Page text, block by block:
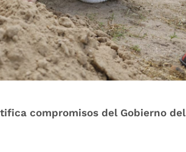
compromisos del Gobierno del